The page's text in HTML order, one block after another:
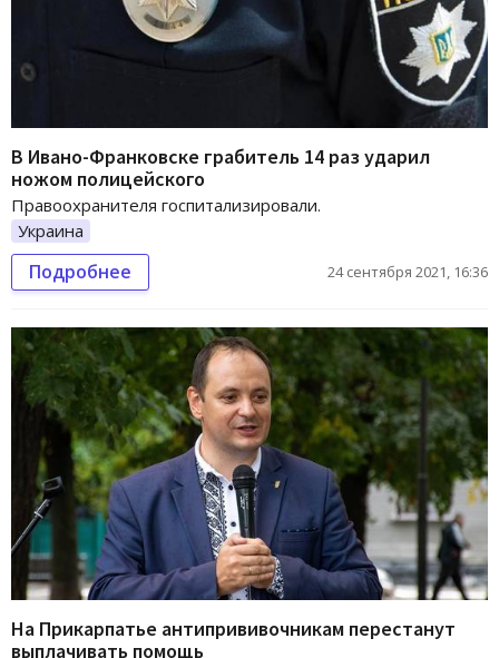
В Ивано-Франковске грабитель 14 раз ударил
ножом полицейского
Правоохранителя госпитализировали.
Украина
Подробнее 24 сентября 2021, 16:36
На Прикарпатье антипрививочникам перестанут
выплачивать помощь